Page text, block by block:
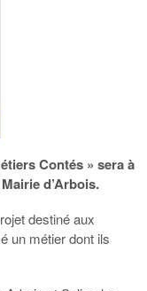
Contés » sera à
d’Arbois.
destiné aux
un métier dont ils